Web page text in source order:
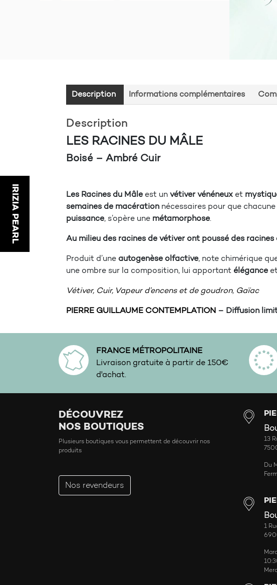
IRIZIA PEARL
Description Informations complémentaires
Description
LES RACINES DU MÂLE
Boisé – Ambré Cuir
Les Racines du Mâle est un vétiver vénéneux et
semaines de macération nécessaires pour que
puissance, s’opère une métamorphose.
Au milieu des racines de vétiver ont poussé des racines
Produit d’une autogenèse olfactive, note chimérique
une ombre sur la composition, lui apportant élégance
Vétiver, Cuir, Vapeur d’encens et de goudron, Gaïac
PIERRE GUILLAUME CONTEMPLATION – Diffusion
FRANCE MÉTROPOLITAINE
Livraison gratuite à partir de 150€
d'achat.
DÉCOUVREZ
NOS BOUTIQUES
Plusieurs boutiques vous permettent de découvrir nos
produits
Nos revendeurs
13
Du
1